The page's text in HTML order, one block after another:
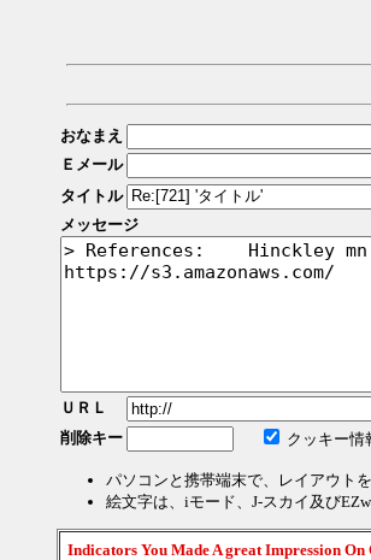
おなまえ
Ｅメール
タイトル
メッセージ
ＵＲＬ
削除キー
クッキー情
パソコンと携帯端末で、レイアウト
絵文字は、iモード、J-スカイ及び
Indicators You Made A great Impression On